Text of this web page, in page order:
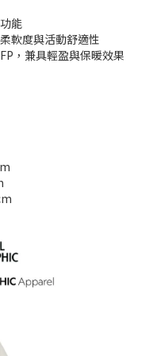
能
軟度與活動舒適性
，兼具輕盈與保暖效果